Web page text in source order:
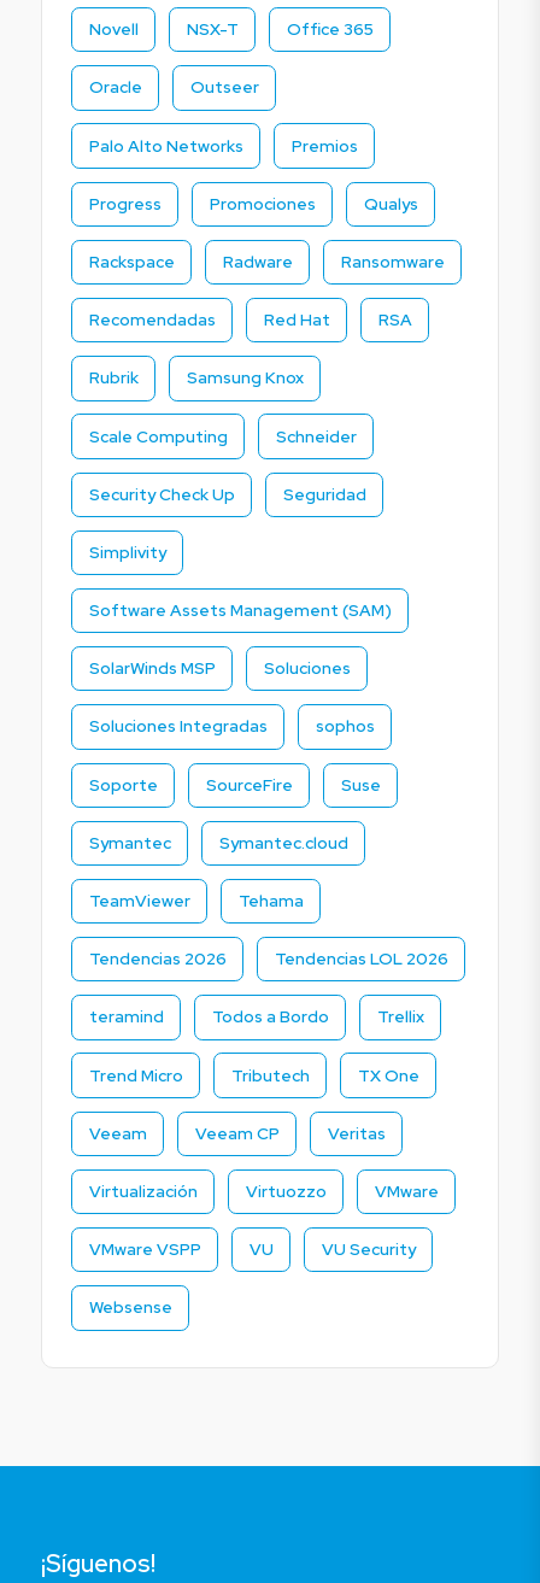
Novell NSX-T Office 365
Oracle Outseer
Palo Alto Networks Premios
Progress Promociones Qualys
Rackspace Radware Ransomware
Recomendadas Red Hat RSA
Rubrik Samsung Knox
Scale Computing Schneider
Security Check Up Seguridad
Simplivity
Software Assets Management (SAM)
SolarWinds MSP Soluciones
Soluciones Integradas sophos
Soporte SourceFire Suse
Symantec Symantec.cloud
TeamViewer Tehama
Tendencias 2026 Tendencias LOL 2026
teramind Todos a Bordo Trellix
Trend Micro Tributech TX One
Veeam Veeam CP Veritas
Virtualización Virtuozzo VMware
VMware VSPP VU VU Security
Websense
¡Síguenos!